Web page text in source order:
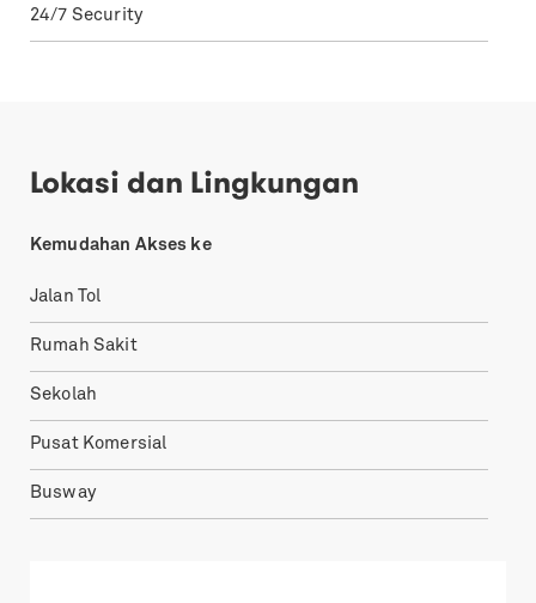
24/7 Security
Lokasi dan Lingkungan
Kemudahan Akses ke
Jalan Tol
Rumah Sakit
Sekolah
Pusat Komersial
Busway